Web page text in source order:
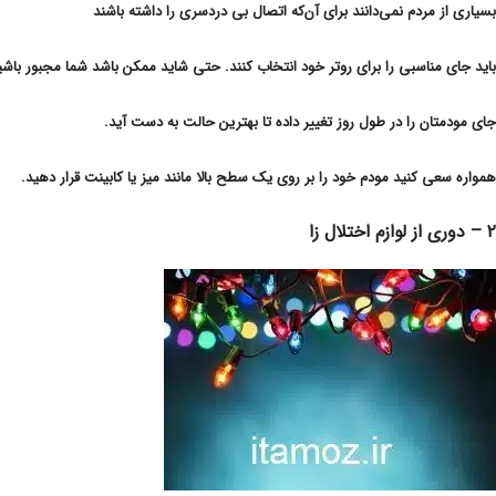
بسیاری از مردم نمی‌دانند برای آن‌که اتصال بی دردسری را داشته باشند
باید جای مناسبی را برای روتر خود انتخاب کنند. حتی شاید ممکن باشد شما مجبور
جای مودمتان را در طول روز تغییر داده تا بهترین حالت به دست آید.
همواره سعی کنید مودم خود را بر روی یک سطح بالا مانند میز یا کابینت قرار دهید.
۲ – دوری از لوازم اختلال زا